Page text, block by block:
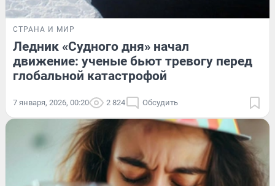
СТРАНА И МИР
Ледник «Судного дня» начал
движение: ученые бьют тревогу перед
глобальной катастрофой
7 января, 2026, 00:20 2 824 Обсудить